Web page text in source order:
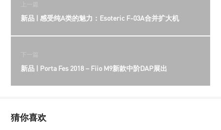
上一篇
新品 | 感受纯A类的魅力：Esoteric F-03A合并扩大机
下一篇
新品 | Porta Fes 2018－Fiio M9新款中阶DAP展出
猜你喜欢